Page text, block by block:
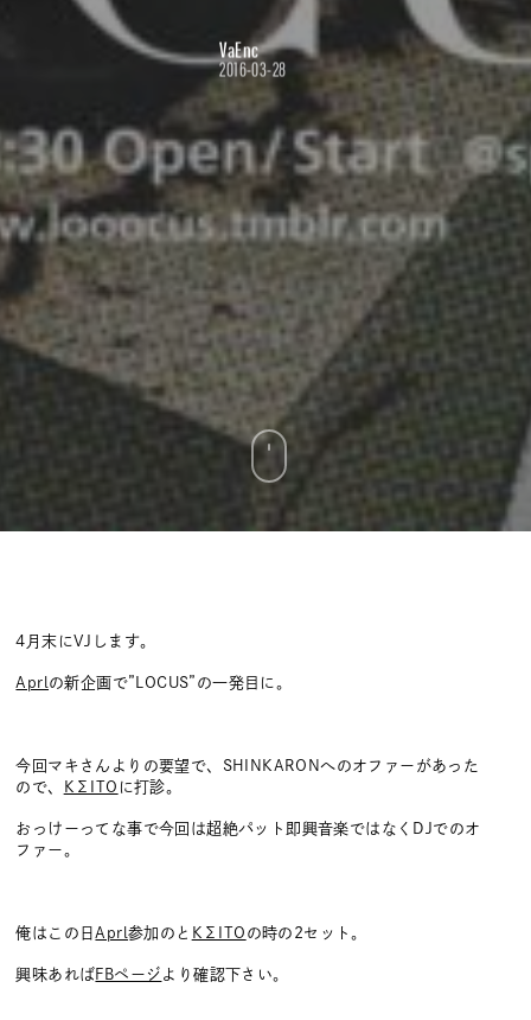
VaEnc
2016-03-28
4月末にVJします。
Aprl の新企画で”LOCUS”の一発目に。
今回マキさんよりの要望で、SHINKARONへのオファーがあった
ので、
KΣITO に打診。
おっけーってな事で今回は超絶パット即興音楽ではなくDJでのオ
ファー。
俺はこの日 Aprl参加のと KΣITO の時の2セット。
興味あればFBページ より確認下さい。